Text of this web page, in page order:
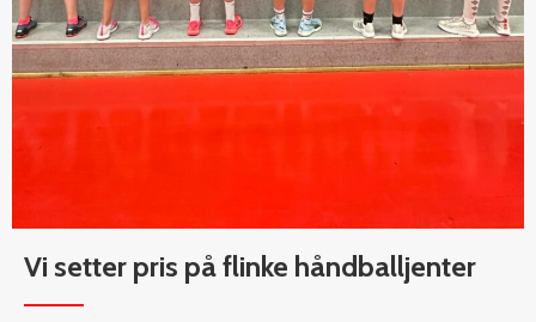
Vi setter pris på flinke håndballjenter